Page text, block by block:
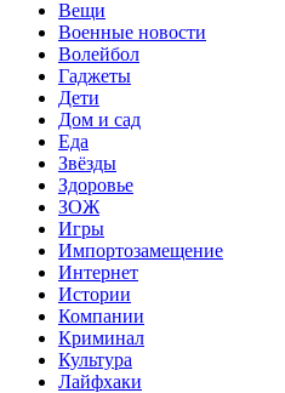
Вещи
Военные новости
Волейбол
Гаджеты
Дети
Дом и сад
Еда
Звёзды
Здоровье
ЗОЖ
Игры
Импортозамещение
Интернет
Истории
Компании
Криминал
Культура
Лайфхаки